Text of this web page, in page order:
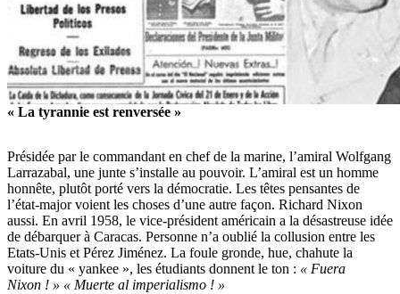
« La tyrannie est renversée »
Présidée par le commandant en chef de la marine, l’amiral Wolfgang
Larrazabal, une junte s’installe au pouvoir. L’amiral est un homme
honnête, plutôt porté vers la démocratie. Les têtes pensantes de
l’état-major voient les choses d’une autre façon. Richard Nixon
aussi. En avril 1958, le vice-président américain a la désastreuse idée
de débarquer à Caracas. Personne n’a oublié la collusion entre les
Etats-Unis et Pérez Jiménez. La foule gronde, hue, chahute la
voiture du « yankee », les étudiants donnent le ton : « Fuera
Nixon ! » « Muerte al imperialismo ! »